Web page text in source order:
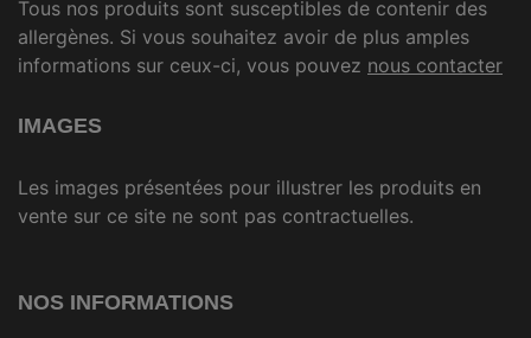
Tous nos produits sont susceptibles de contenir des
allergènes. Si vous souhaitez avoir de plus amples
informations sur ceux-ci, vous pouvez nous contacter
IMAGES
Les images présentées pour illustrer les produits en
vente sur ce site ne sont pas contractuelles.
NOS INFORMATIONS